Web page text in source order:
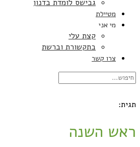
גבישס לומדת בדנון
מטיילת
מי אני
קצת עלי
בתקשורת וברשת
צרו קשר
תגית:
ראש השנה